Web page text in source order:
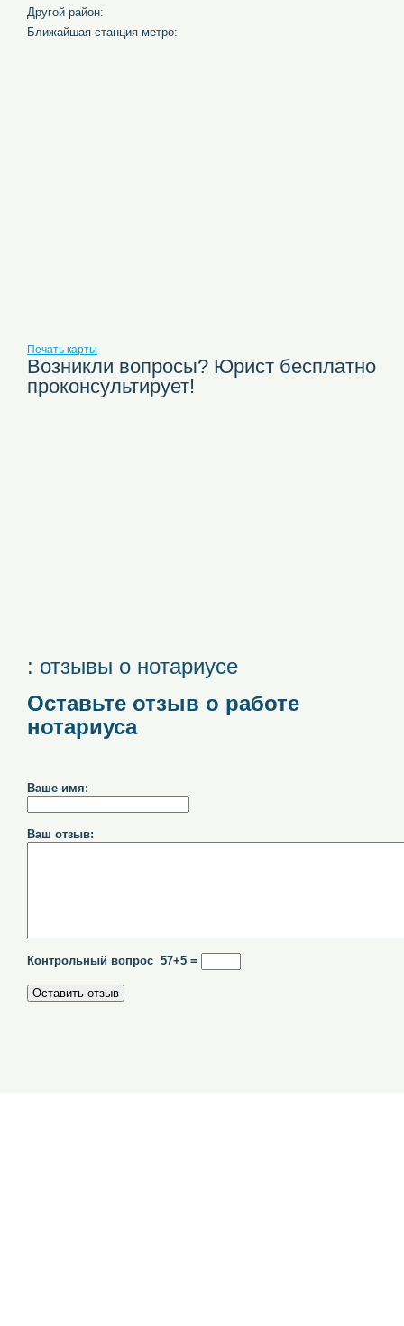
Другой район:
Ближайшая станция метро:
Печать карты
Возникли вопросы? Юрист бесплатно
проконсультирует!
: отзывы о нотариусе
Оставьте отзыв о работе
нотариуса
Ваше имя:
Ваш отзыв:
Контрольный вопрос 57+5 =